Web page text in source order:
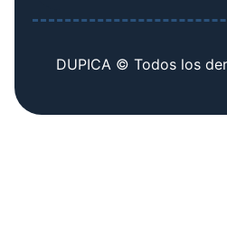
DUPICA © Todos los